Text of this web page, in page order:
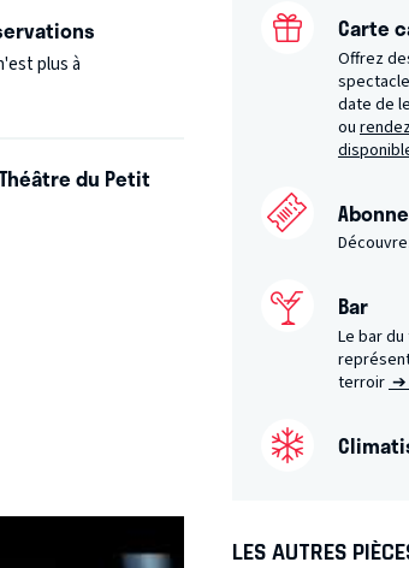
plus à
du Petit
Carte
Offrez
date de
ou
Bar
Le bar
terroir➔
LES AUTRES